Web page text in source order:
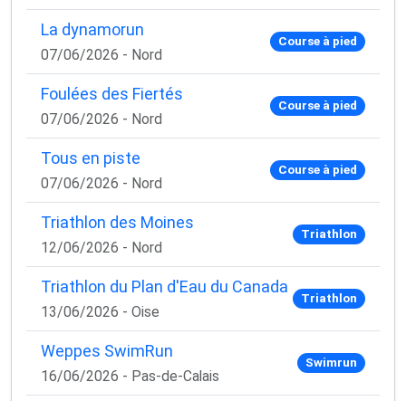
La dynamorun
07/06/2026 - Nord
Course à pied
Foulées des Fiertés
07/06/2026 - Nord
Course à pied
Tous en piste
07/06/2026 - Nord
Course à pied
Triathlon des Moines
12/06/2026 - Nord
Triathlon
Triathlon du Plan d'Eau du Canada
13/06/2026 - Oise
Triathlon
Weppes SwimRun
16/06/2026 - Pas-de-Calais
Swimrun